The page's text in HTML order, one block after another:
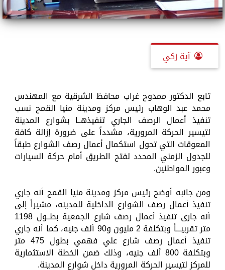
آية زكي
تابع الدكتور ممدوح غراب محافظ الشرقية مع المهندس
محمد عبد الوهاب رئيس مركز ومدينة منيا القمح نسب
تنفيذ أعمال الرصف الجاري تنفيذهــا بشوارع المدينة
لتيسير الحركة المرورية، مشدداً على ضرورة إزالة كافة
المعوقات التي تحول استكمال أعمال رصف الشوارع طبقاً
للجدول الزمني المحدد لفتح الطريق أمام حركة السيارات
وعبور المواطنين.
ومن جانبه أوضح رئيس مركز ومدينة منيا القمح أنه جاري
تنفيذ أعمال رصف الشوارع الداخلية للمدينه، مشيراً إلى
أنه جارى تنفيذ أعمال رصف شارع الجمعية بطــول 1198
متر تقريبـــاً وبتكلفة 2 مليون و90 ألف جنيه، كما أنه جاري
تنفيذ أعمال رصف شارع علي فهمي بطول 475 متر
وبتكلفة 800 ألف جنيه، وذلك ضمن الخطة الاستثمارية
للمركز لتيسير الحركة المرورية داخل شوارع المدينة.